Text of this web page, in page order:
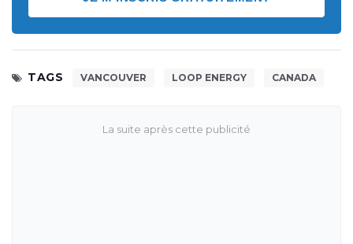
TAGS VANCOUVER LOOP ENERGY CANADA